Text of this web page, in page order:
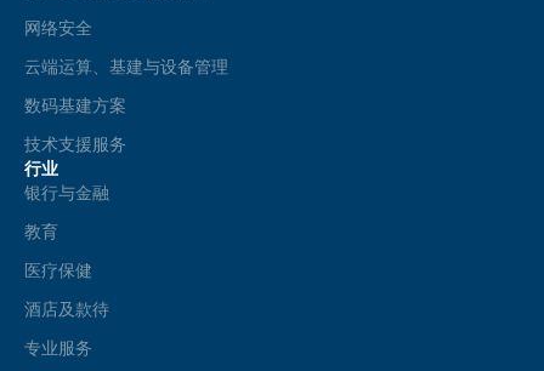
网络安全
云端运算、基建与设备管理
数码基建方案
技术支援服务
行业
银行与金融
教育
医疗保健
酒店及款待
专业服务